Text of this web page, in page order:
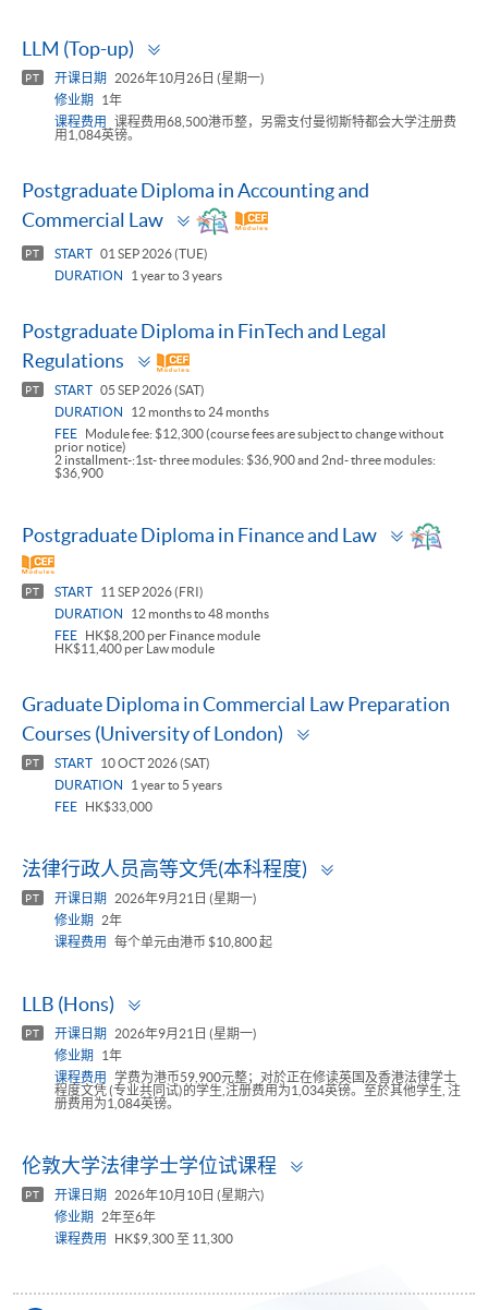
LLM (Top-up)
PT 开课日期
2026年10月26日 (星期一)
修业期
1年
课程费用
课程费用68,500港币整，另需支付曼彻斯特都会大学注册费
用1,084英镑。
Postgraduate Diploma in Accounting and
Commercial Law
Toggle
panel
PT START 01 SEP 2026 (TUE)
DURATION
1 year to 3 years
Postgraduate Diploma in FinTech and Legal
Regulations
Toggle
panel
PT START 05 SEP 2026 (SAT)
DURATION
12 months to 24 months
FEE
Module fee: $12,300 (course fees are subject to change without
prior notice)
2 installment-:1st- three modules: $36,900 and 2nd- three modules:
$36,900
Postgraduate Diploma in Finance and Law
Toggle
panel
PT START
11 SEP 2026 (FRI)
DURATION
12 months to 48 months
FEE
HK$8,200 per Finance module
HK$11,400 per Law module
Graduate Diploma in Commercial Law Preparation
Courses (University of London)
PT START
10 OCT 2026 (SAT)
DURATION
1 year to 5 years
FEE
HK$33,000
法律行政人员高等文凭(本科程度)
PT 开课日期
2026年9月21日 (星期一)
修业期
2年
课程费用
每个单元由港币 $10,800 起
LLB (Hons)
PT 开课日期
2026年9月21日 (星期一)
修业期
1年
课程费用
学费为港币59,900元整；对於正在修读英国及香港法律学士
程度文凭 (专业共同试)的学生,注册费用为1,034英镑。至於其他学生, 注
册费用为1,084英镑。
伦敦大学法律学士学位试课程
PT 开课日期
2026年10月10日 (星期六)
修业期
2年至6年
课程费用
HK$9,300 至 11,300